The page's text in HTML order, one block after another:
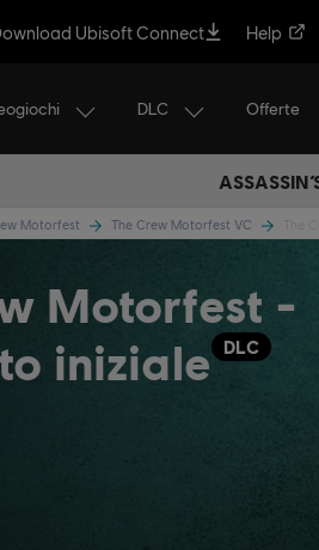
Ubisoft Connect Help
DLC Offerte
Motorfest The Crew Motorfest VC
Motorfest -
iniziale
DLC